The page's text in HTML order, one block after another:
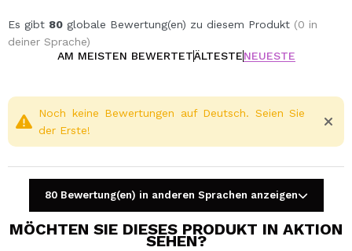
Es gibt 80 globale Bewertung(en) zu diesem Produkt (0 in
deiner Sprache)
AM MEISTEN BEWERTETÄLTESTENEUESTE
Noch keine Bewertungen auf Deutsch. Seien Sie
der Erste!
80 Bewertung(en) in anderen Sprachen anzeigen
MÖCHTEN SIE DIESES PRODUKT IN AKTION
SEHEN?